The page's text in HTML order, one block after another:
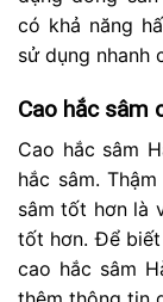
có khả năng
sử dụng nhanh
Cao hắc sâm
Cao hắc sâm
hắc sâm.
sâm tốt hơn là
tốt hơn. Để
cao hắc sâm